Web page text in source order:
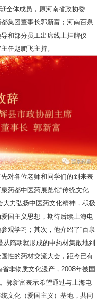
全体成员，原河南省政协委
集团董事长郭新富；河南百泉
和部分员工出席线上挂牌仪
任赵鹏飞主持。
各位老师和同学们的到来表
药都中医药展览馆“传统文化
大力弘扬中医药文化精神，积极
国主义思想，期待后续上海电
观学习；其次，他介绍了“百泉
从隋朝就形成的中药材集散地到
性的药材交流大会，距今已有
非物质文化遗产，2008年被国
郭新富表示希望通过与上海电
文化（爱国主义）基地，共同